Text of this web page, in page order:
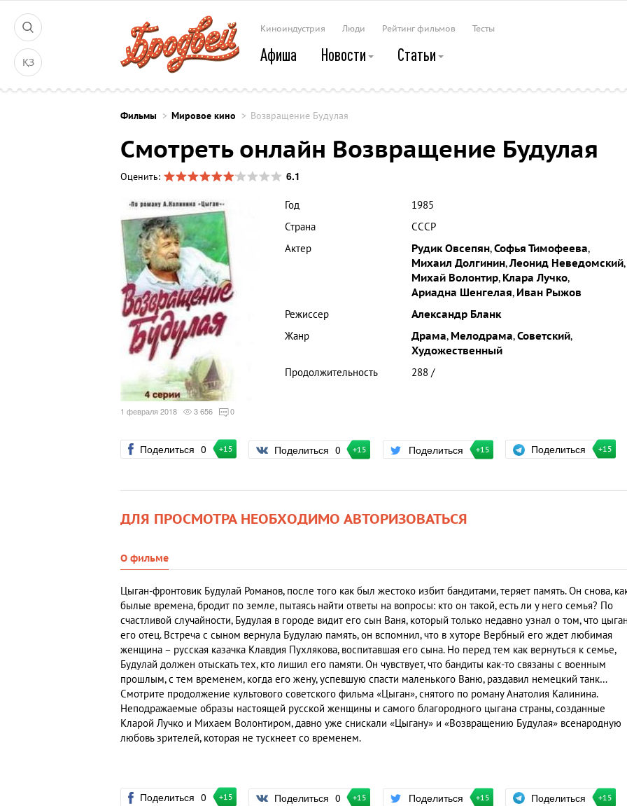
ҚЗ
Киноиндустрия Люди Рейтинг фильмов Тесты
Афиша Новости Статьи
Фильмы Мировое кино Возвращение Будулая
Смотреть онлайн Возвращение Будулая
Оценить: 6.1
1 февраля 2018 3 656 0
Год
1985
Страна
СССР
Актер
Рудик Овсепян,Софья Тимофеева,
Михаил Долгинин,Леонид Неведомский,
Михай Волонтир, Клара Лучко,
Ариадна Шенгелая, Иван Рыжов
Режиссер
Александр Бланк
Жанр
Драма, Мелодрама,Советский,
Художественный
Продолжительность
288 /
Поделиться 0 +15 Поделиться 0 +15 Поделиться +15 Поделиться +15
ДЛЯ ПРОСМОТРА НЕОБХОДИМО АВТОРИЗОВАТЬСЯ
О фильме
Цыган-фронтовик Будулай Романов, после того как был жестоко избит бандитами, теряет память. Он снова,
былые времена, бродит по земле, пытаясь найти ответы на вопросы: кто он такой, есть ли у него семья? По
счастливой случайности, Будулая в городе видит его сын Ваня, который только недавно узнал о том, что
его отец. Встреча с сыном вернула Будулаю память, он вспомнил, что в хуторе Вербный его ждет любимая
женщина – русская казачка Клавдия Пухлякова, воспитавшая его сына. Но перед тем как вернуться к семье,
Будулай должен отыскать тех, кто лишил его памяти. Он чувствует, что бандиты как-то связаны с военным
прошлым, с тем временем, когда его жену, успевшую спасти маленького Ваню, раздавил немецкий танк…
Смотрите продолжение культового советского фильма «Цыган», снятого по роману Анатолия Калинина.
Неподражаемые образы настоящей русской женщины и самого благородного цыгана страны, созданные
Кларой Лучко и Михаем Волонтиром, давно уже снискали «Цыгану» и «Возвращению Будулая» всенародную
любовь зрителей, которая не тускнеет со временем.
Поделиться 0 +15 Поделиться 0 +15 Поделиться +15 Поделиться +15